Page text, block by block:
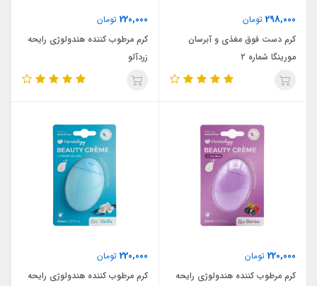
298,000 تومان
کرم دست فوق مغذی و آبرسان
مورینگا شماره ۲
220,000 تومان
کرم مرطوب کننده هندولوژی رایحه
زردآلو
220,000 تومان
کرم مرطوب کننده هندولوژی رایحه
220,000 تومان
کرم مرطوب کننده هندولوژی رایحه